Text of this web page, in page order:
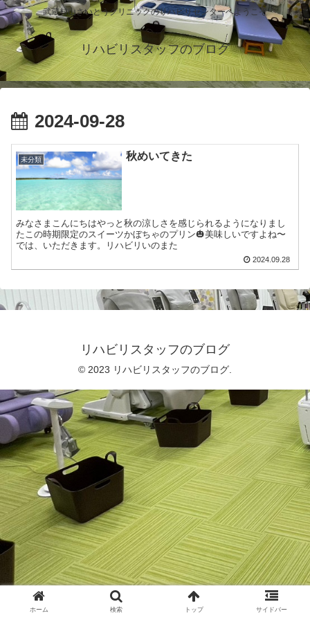
武蔵村山さいとうクリニックのリハビリセンターへようこそ
リハビリスタッフのブログ
2024-09-28
未分類 秋めいてきた
みなさまこんにちはやっと秋の涼しさを感じられるようになりまし
たこの時期限定のスイーツかぼちゃのプリン🎃美味しいですよね〜
では、いただきます。リハビリいのまた
2024.09.28
リハビリスタッフのブログ
© 2023 リハビリスタッフのブログ.
ホーム 検索 トップ サイドバー